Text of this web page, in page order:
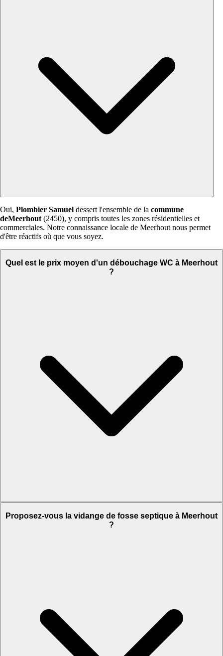
Oui, Plombier Samuel dessert l'ensemble de la commune
deMeerhout (2450), y compris toutes les zones résidentielles et
commerciales. Notre connaissance locale de Meerhout nous permet
d'être réactifs où que vous soyez.
Quel est le prix moyen d'un débouchage WC à Meerhout
?
Proposez-vous la vidange de fosse septique à Meerhout
?